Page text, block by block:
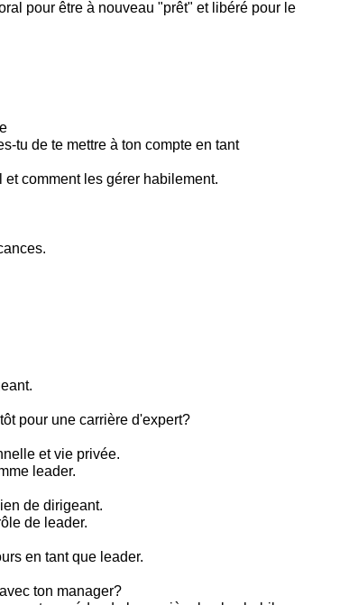
pour être à nouveau "prêt" et libéré pour le
tu de te mettre à ton compte en tant
comment les gérer habilement.
pour une carrière d'expert?
et vie privée.
leader.
de dirigeant.
de leader.
en tant que leader.
ton manager?